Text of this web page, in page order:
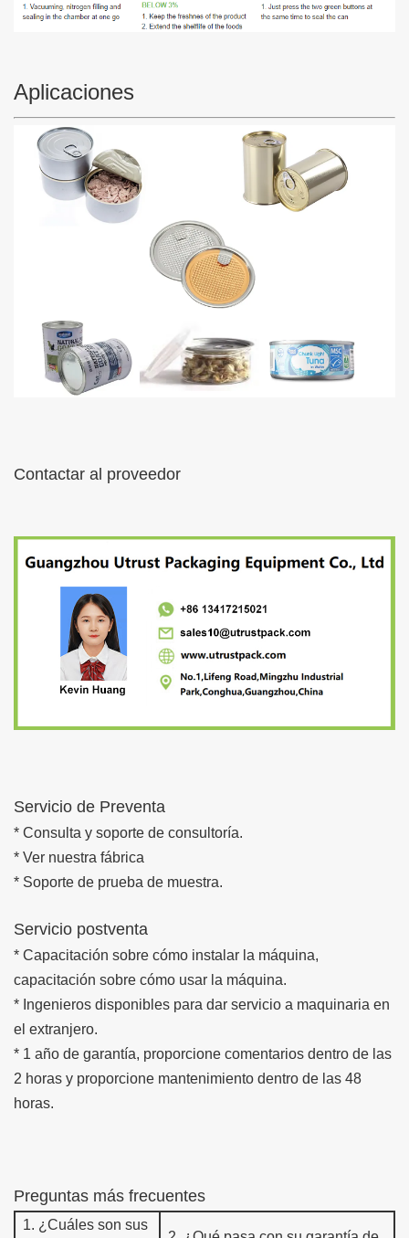
Aplicaciones
Contactar al proveedor
Servicio de Preventa
* Consulta y soporte de consultoría.
* Ver nuestra fábrica
* Soporte de prueba de muestra.
Servicio postventa
* Capacitación sobre cómo instalar la máquina,
capacitación sobre cómo usar la máquina.
* Ingenieros disponibles para dar servicio a maquinaria en
el extranjero.
* 1 año de garantía, proporcione comentarios dentro de las
2 horas y proporcione mantenimiento dentro de las 48
horas.
Preguntas más frecuentes
1. ¿Cuáles son sus